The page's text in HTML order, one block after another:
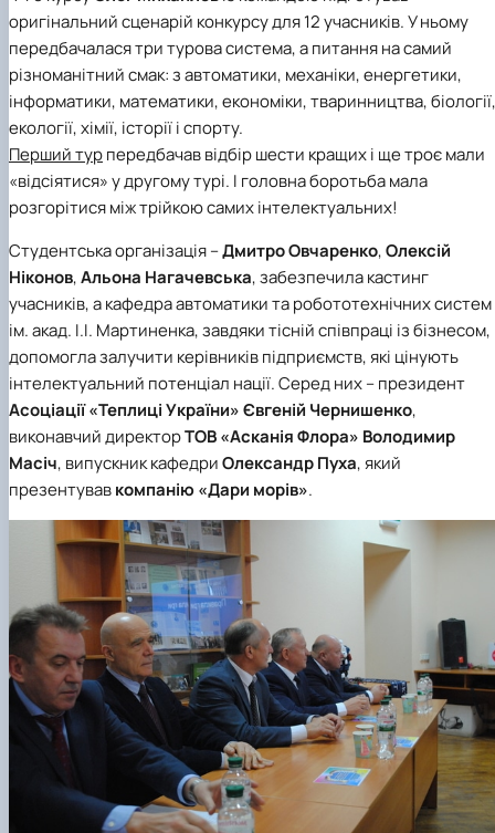
оригінальний сценарій конкурсу для 12 учасників. У ньому
передбачалася три турова система, а питання на самий
різноманітний смак: з автоматики, механіки, енергетики,
інформатики, математики, економіки, тваринництва, біології,
екології, хімії, історії і спорту.
Перший турпередбачав відбір шести кращих і ще троє мали
«відсіятися» у другому турі. І головна боротьба мала
розгорітися між трійкою самих інтелектуальних!
Студентська організація –Дмитро Овчаренко,Олексій
Ніконов,Альона Нагачевська, забезпечила кастинг
учасників, акафедра автоматики та робототехнічних систем
ім. акад. І.І. Мартиненка, завдяки тісній співпраці із бізнесом,
допомогла залучити керівників підприємств, які цінують
інтелектуальний потенціал нації. Серед них – президент
Асоціації «Теплиці України»Євгеній Чернишенко,
виконавчий директорТОВ «Асканія Флора» Володимир
Масіч, випускник кафедриОлександр Пуха, який
презентувавкомпанію «Дари морів».